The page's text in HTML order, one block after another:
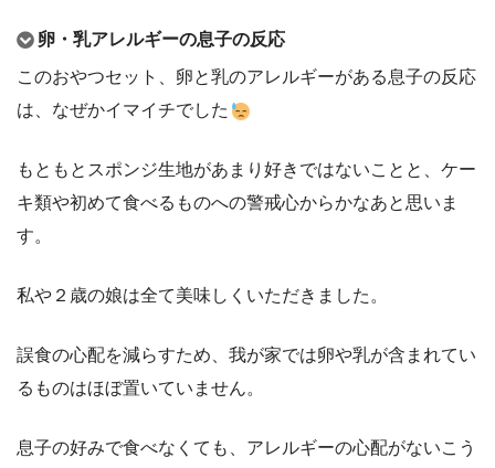
卵・乳アレルギーの息子の反応
このおやつセット、卵と乳のアレルギーがある息子の反応
は、なぜかイマイチでした
もともとスポンジ生地があまり好きではないことと、ケー
キ類や初めて食べるものへの警戒心からかなあと思いま
す。
私や２歳の娘は全て美味しくいただきました。
誤食の心配を減らすため、我が家では卵や乳が含まれてい
るものはほぼ置いていません。
息子の好みで食べなくても、アレルギーの心配がないこう